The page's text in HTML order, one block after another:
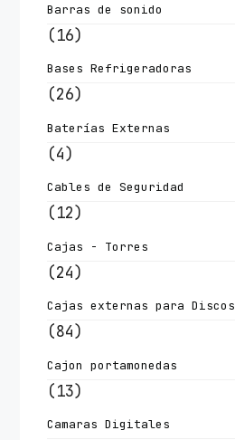
Barras de sonido
(16)
Bases Refrigeradoras
(26)
Baterías Externas
(4)
Cables de Seguridad
(12)
Cajas - Torres
(24)
Cajas externas para Discos
(84)
Cajon portamonedas
(13)
Camaras Digitales